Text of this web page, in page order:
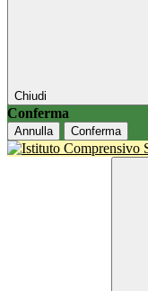
Chiudi
Conferma
Annulla Conferma